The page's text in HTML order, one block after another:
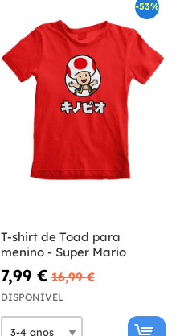
-53%
T-shirt de Toad para
menino - Super Mario
7,99 € 16,99 €
DISPONÍVEL